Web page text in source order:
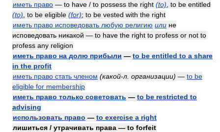
иметь право — to have / to possess the right (to) , to be entitled
(to) , to be eligible (for); to be vested with the right
иметь право исповедовать любую религию или не
исповедовать никакой — to have the right to profess or not to
profess any religion
иметь право на долю прибыли — to be entitled to a share
in the profit
иметь право стать членом (какой-л. организации) — to be
eligible for membership
иметь право только советовать — to be restricted to
advising
использовать право — to exercise a right
лишиться / утрачивать права — to forfeit